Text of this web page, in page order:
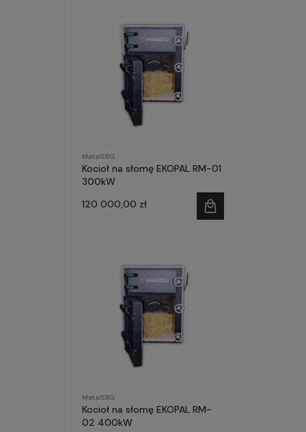
MetalERG
Kocioł na słomę EKOPAL RM-01
300kW
120 000,00 zł
MetalERG
Kocioł na słomę EKOPAL RM-
02 400kW